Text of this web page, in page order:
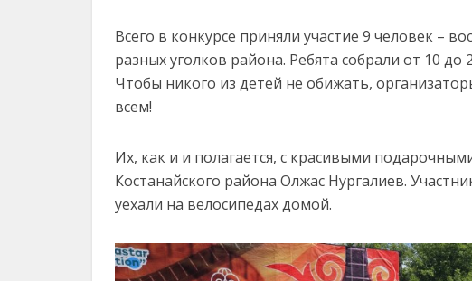
Всего в конкурсе приняли участие 9 человек –
разных уголков района. Ребята собрали от 10
Чтобы никого из детей не обижать,
всем!
Их, как и и полагается, с красивыми
Костанайского района Олжас Нургалиев.
уехали на велосипедах домой.